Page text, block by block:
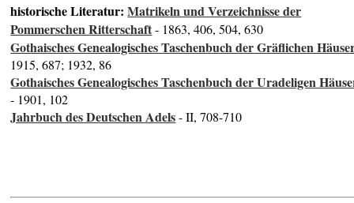
historische Literatur:Matrikeln und Verzeichnisse der
Pommerschen Ritterschaft- 1863, 406, 504, 630
Gothaisches Genealogisches Taschenbuch der Gräflichen
1915, 687; 1932, 86
Gothaisches Genealogisches Taschenbuch der Uradeligen
- 1901, 102
Jahrbuch des Deutschen Adels- II, 708-710